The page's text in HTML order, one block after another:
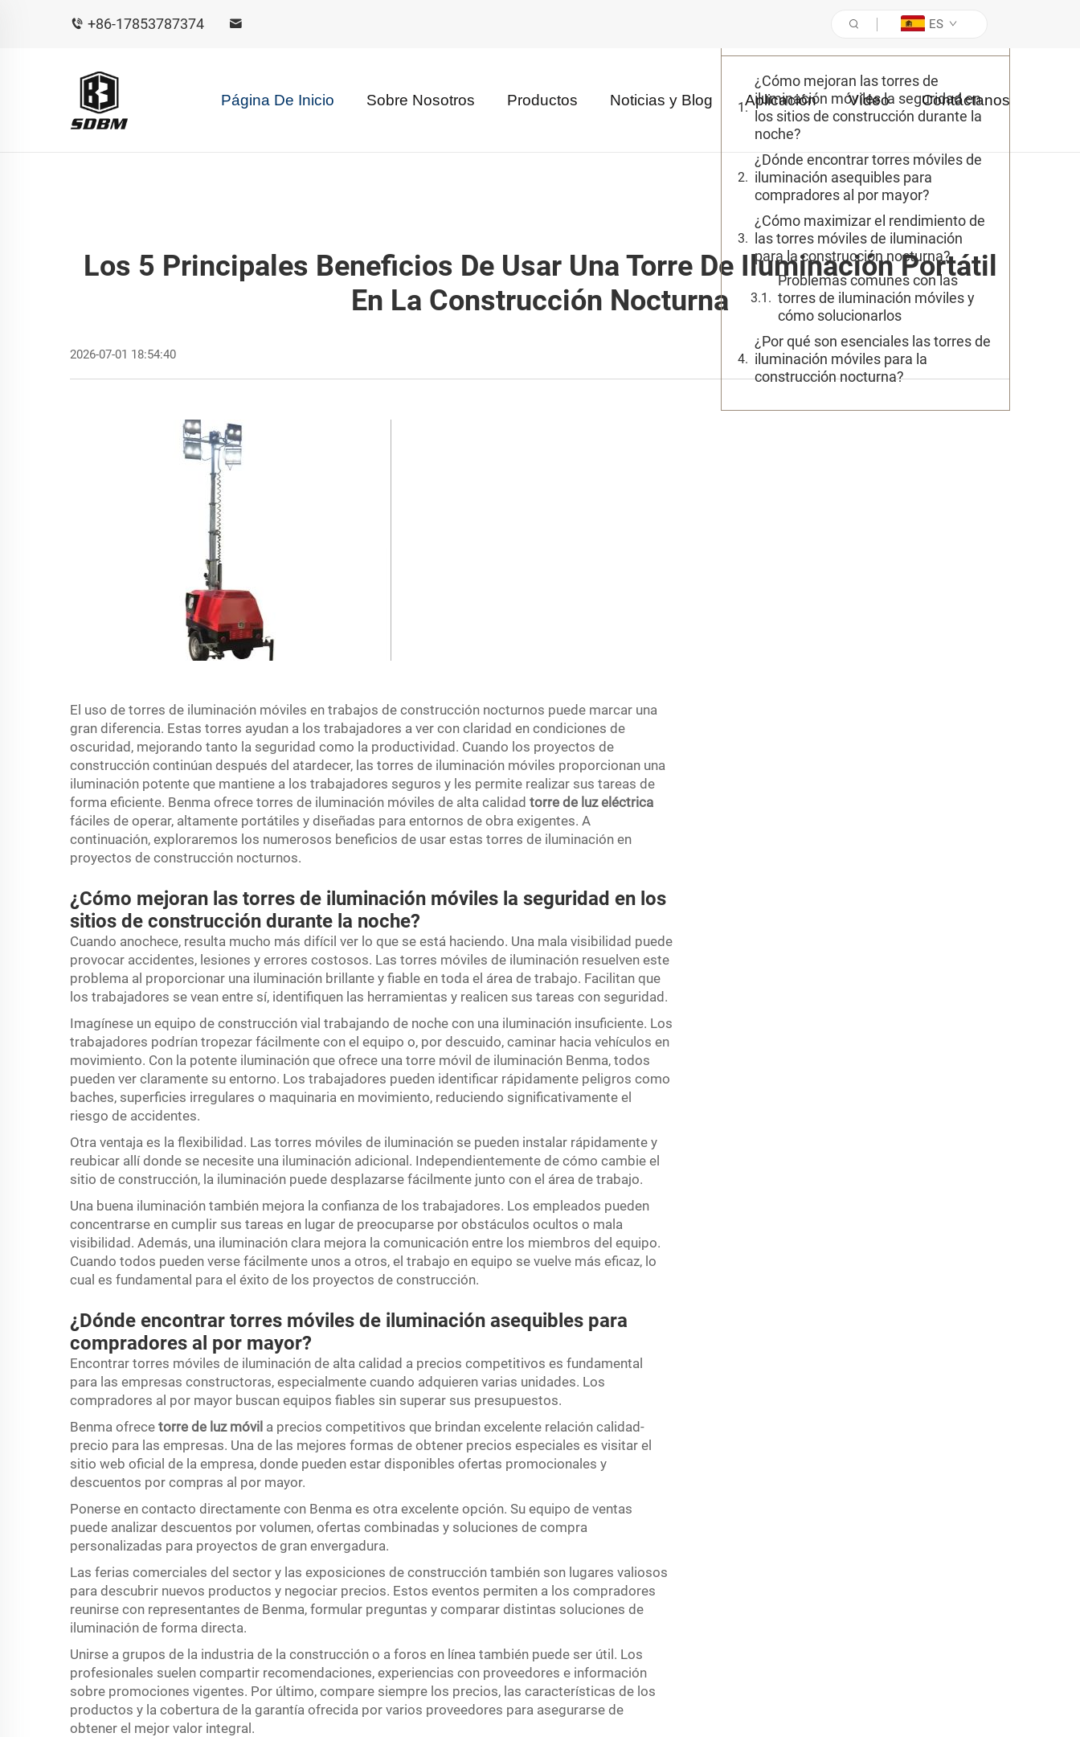
+86-17853787374 ES
Página De Inicio Sobre Nosotros Productos Noticias y Blog Aplicación Vídeo Contáctanos
Los 5 Principales Beneficios De Usar Una Torre De Iluminación Portátil
En La Construcción Nocturna
2026-07-01 18:54:40
El uso de torres de iluminación móviles en trabajos de construcción nocturnos puede marcar una
gran diferencia. Estas torres ayudan a los trabajadores a ver con claridad en condiciones de
oscuridad, mejorando tanto la seguridad como la productividad. Cuando los proyectos de
construcción continúan después del atardecer, las torres de iluminación móviles proporcionan una
iluminación potente que mantiene a los trabajadores seguros y les permite realizar sus tareas de
forma eficiente. Benma ofrece torres de iluminación móviles de alta calidad torre de luz eléctrica
fáciles de operar, altamente portátiles y diseñadas para entornos de obra exigentes. A
continuación, exploraremos los numerosos beneficios de usar estas torres de iluminación en
proyectos de construcción nocturnos.
¿Cómo mejoran las torres de iluminación móviles la seguridad en los
sitios de construcción durante la noche?
Cuando anochece, resulta mucho más difícil ver lo que se está haciendo. Una mala visibilidad puede
provocar accidentes, lesiones y errores costosos. Las torres móviles de iluminación resuelven este
problema al proporcionar una iluminación brillante y fiable en toda el área de trabajo. Facilitan que
los trabajadores se vean entre sí, identifiquen las herramientas y realicen sus tareas con seguridad.
Imagínese un equipo de construcción vial trabajando de noche con una iluminación insuficiente. Los
trabajadores podrían tropezar fácilmente con el equipo o, por descuido, caminar hacia vehículos en
movimiento. Con la potente iluminación que ofrece una torre móvil de iluminación Benma, todos
pueden ver claramente su entorno. Los trabajadores pueden identificar rápidamente peligros como
baches, superficies irregulares o maquinaria en movimiento, reduciendo significativamente el
riesgo de accidentes.
Otra ventaja es la flexibilidad. Las torres móviles de iluminación se pueden instalar rápidamente y
reubicar allí donde se necesite una iluminación adicional. Independientemente de cómo cambie el
sitio de construcción, la iluminación puede desplazarse fácilmente junto con el área de trabajo.
Una buena iluminación también mejora la confianza de los trabajadores. Los empleados pueden
concentrarse en cumplir sus tareas en lugar de preocuparse por obstáculos ocultos o mala
visibilidad. Además, una iluminación clara mejora la comunicación entre los miembros del equipo.
Cuando todos pueden verse fácilmente unos a otros, el trabajo en equipo se vuelve más eficaz, lo
cual es fundamental para el éxito de los proyectos de construcción.
¿Dónde encontrar torres móviles de iluminación asequibles para
compradores al por mayor?
Encontrar torres móviles de iluminación de alta calidad a precios competitivos es fundamental
para las empresas constructoras, especialmente cuando adquieren varias unidades. Los
compradores al por mayor buscan equipos fiables sin superar sus presupuestos.
Benma ofrece torre de luz móvil a precios competitivos que brindan excelente relación calidad-
precio para las empresas. Una de las mejores formas de obtener precios especiales es visitar el
sitio web oficial de la empresa, donde pueden estar disponibles ofertas promocionales y
descuentos por compras al por mayor.
Ponerse en contacto directamente con Benma es otra excelente opción. Su equipo de ventas
puede analizar descuentos por volumen, ofertas combinadas y soluciones de compra
personalizadas para proyectos de gran envergadura.
Las ferias comerciales del sector y las exposiciones de construcción también son lugares valiosos
para descubrir nuevos productos y negociar precios. Estos eventos permiten a los compradores
reunirse con representantes de Benma, formular preguntas y comparar distintas soluciones de
iluminación de forma directa.
Unirse a grupos de la industria de la construcción o a foros en línea también puede ser útil. Los
profesionales suelen compartir recomendaciones, experiencias con proveedores e información
sobre promociones vigentes. Por último, compare siempre los precios, las características de los
productos y la cobertura de la garantía ofrecida por varios proveedores para asegurarse de
obtener el mejor valor integral.
Tabla de contenidos
¿Cómo mejoran las torres de
iluminación móviles la seguridad en
los sitios de construcción durante la
noche?
¿Dónde encontrar torres móviles de
iluminación asequibles para
compradores al por mayor?
¿Cómo maximizar el rendimiento de
las torres móviles de iluminación
para la construcción nocturna?
Problemas comunes con las
torres de iluminación móviles y
cómo solucionarlos
¿Por qué son esenciales las torres de
iluminación móviles para la
construcción nocturna?